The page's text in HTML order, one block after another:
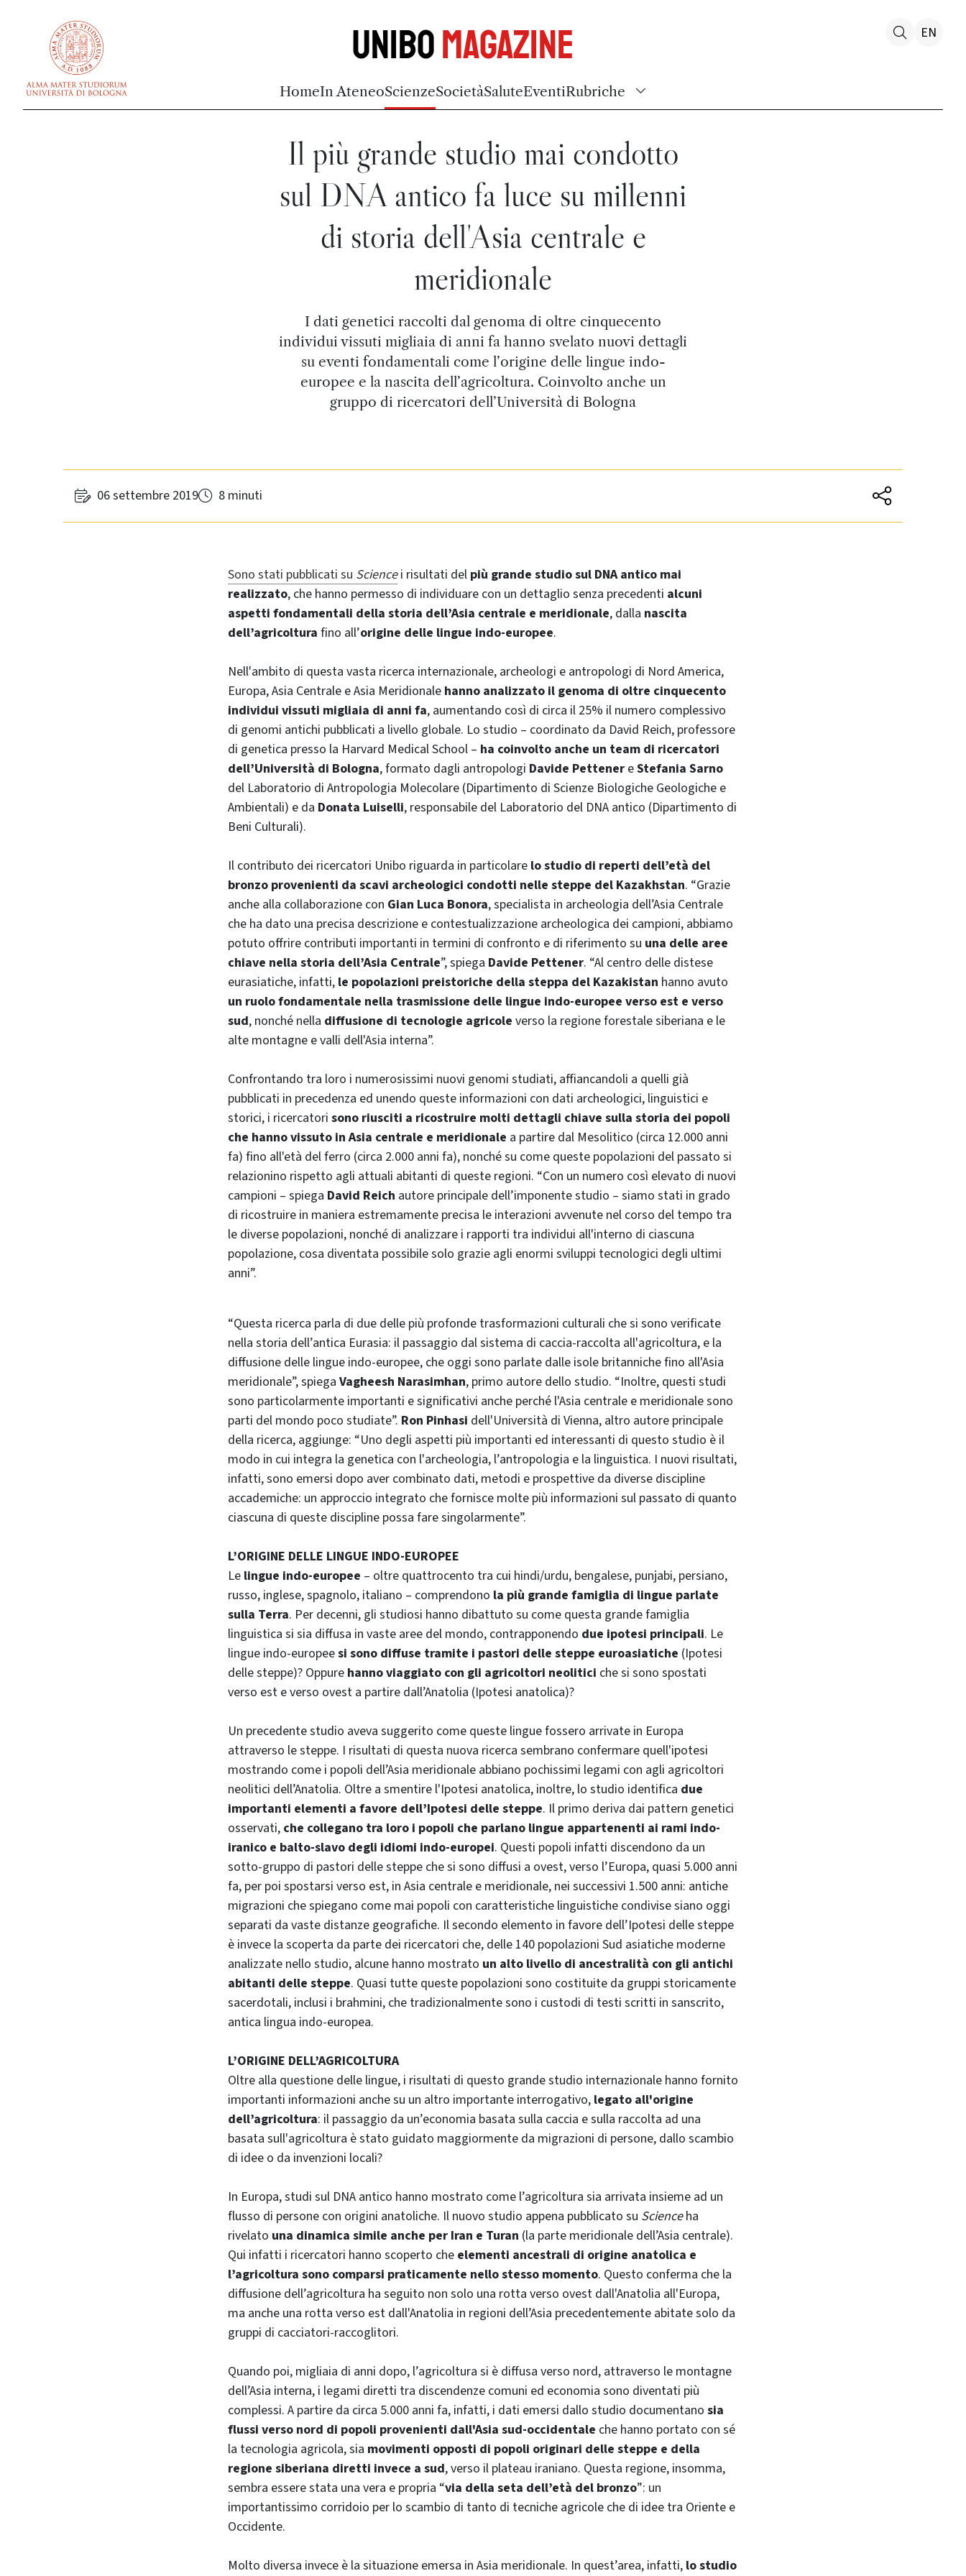
UniboMagazine
HomeIn AteneoScienzeSocietàSaluteEventiRubriche
EN
Il più grande studio mai condotto
sul DNA antico fa luce su millenni
di storia dell'Asia centrale e
meridionale
I dati genetici raccolti dal genoma di oltre cinquecento
individui vissuti migliaia di anni fa hanno svelato nuovi dettagli
su eventi fondamentali come l’origine delle lingue indo-
europee e la nascita dell’agricoltura. Coinvolto anche un
gruppo di ricercatori dell’Università di Bologna
06 settembre 2019 8 minuti
Sono stati pubblicati su Sciencei risultati del più grande studio sul DNA antico mai
realizzato, che hanno permesso di individuare con un dettaglio senza precedenti alcuni
aspetti fondamentali della storia dell’Asia centrale e meridionale, dalla nascita
dell’agricoltura fino all’origine delle lingue indo-europee.
Nell'ambito di questa vasta ricerca internazionale, archeologi e antropologi di Nord America,
Europa, Asia Centrale e Asia Meridionale hanno analizzato il genoma di oltre cinquecento
individui vissuti migliaia di anni fa, aumentando così di circa il 25% il numero complessivo
di genomi antichi pubblicati a livello globale. Lo studio – coordinato da David Reich, professore
di genetica presso la Harvard Medical School – ha coinvolto anche un team di ricercatori
dell’Università di Bologna, formato dagli antropologi Davide Pettener eStefania Sarno
del Laboratorio di Antropologia Molecolare (Dipartimento di Scienze Biologiche Geologiche e
Ambientali) e da Donata Luiselli, responsabile del Laboratorio del DNA antico (Dipartimento di
Beni Culturali).
Il contributo dei ricercatori Unibo riguarda in particolare lo studio di reperti dell’età del
bronzo provenienti da scavi archeologici condotti nelle steppe del Kazakhstan. “Grazie
anche alla collaborazione con Gian Luca Bonora, specialista in archeologia dell’Asia Centrale
che ha dato una precisa descrizione e contestualizzazione archeologica dei campioni, abbiamo
potuto offrire contributi importanti in termini di confronto e di riferimento su una delle aree
chiave nella storia dell’Asia Centrale”, spiega Davide Pettener. “Al centro delle distese
eurasiatiche, infatti, le popolazioni preistoriche della steppa del Kazakistan hanno avuto
un ruolo fondamentale nella trasmissione delle lingue indo-europee verso est e verso
sud, nonché nella diffusione di tecnologie agricole verso la regione forestale siberiana e le
alte montagne e valli dell'Asia interna”.
Confrontando tra loro i numerosissimi nuovi genomi studiati, affiancandoli a quelli già
pubblicati in precedenza ed unendo queste informazioni con dati archeologici, linguistici e
storici, i ricercatori sono riusciti a ricostruire molti dettagli chiave sulla storia dei popoli
che hanno vissuto in Asia centrale e meridionale a partire dal Mesolitico (circa 12.000 anni
fa) fino all'età del ferro (circa 2.000 anni fa), nonché su come queste popolazioni del passato si
relazionino rispetto agli attuali abitanti di queste regioni. “Con un numero così elevato di nuovi
campioni – spiega David Reich autore principale dell’imponente studio – siamo stati in grado
di ricostruire in maniera estremamente precisa le interazioni avvenute nel corso del tempo tra
le diverse popolazioni, nonché di analizzare i rapporti tra individui all'interno di ciascuna
popolazione, cosa diventata possibile solo grazie agli enormi sviluppi tecnologici degli ultimi
anni”.
“Questa ricerca parla di due delle più profonde trasformazioni culturali che si sono verificate
nella storia dell’antica Eurasia: il passaggio dal sistema di caccia-raccolta all'agricoltura, e la
diffusione delle lingue indo-europee, che oggi sono parlate dalle isole britanniche fino all'Asia
meridionale”, spiega Vagheesh Narasimhan, primo autore dello studio. “Inoltre, questi studi
sono particolarmente importanti e significativi anche perché l'Asia centrale e meridionale sono
parti del mondo poco studiate”. Ron Pinhasi dell'Università di Vienna, altro autore principale
della ricerca, aggiunge: “Uno degli aspetti più importanti ed interessanti di questo studio è il
modo in cui integra la genetica con l'archeologia, l’antropologia e la linguistica. I nuovi risultati,
infatti, sono emersi dopo aver combinato dati, metodi e prospettive da diverse discipline
accademiche: un approccio integrato che fornisce molte più informazioni sul passato di quanto
ciascuna di queste discipline possa fare singolarmente”.
L’ORIGINE DELLE LINGUE INDO-EUROPEE
Le lingue indo-europee – oltre quattrocento tra cui hindi/urdu, bengalese, punjabi, persiano,
russo, inglese, spagnolo, italiano – comprendono la più grande famiglia di lingue parlate
sulla Terra. Per decenni, gli studiosi hanno dibattuto su come questa grande famiglia
linguistica si sia diffusa in vaste aree del mondo, contrapponendo due ipotesi principali. Le
lingue indo-europeesi sono diffuse tramite i pastori delle steppe euroasiatiche (Ipotesi
delle steppe)? Oppure hanno viaggiato con gli agricoltori neolitici che si sono spostati
verso est e verso ovest a partire dall’Anatolia (Ipotesi anatolica)?
Un precedente studio aveva suggerito come queste lingue fossero arrivate in Europa
attraverso le steppe. I risultati di questa nuova ricerca sembrano confermare quell'ipotesi
mostrando come i popoli dell’Asia meridionale abbiano pochissimi legami con agli agricoltori
neolitici dell’Anatolia. Oltre a smentire l'Ipotesi anatolica, inoltre, lo studio identifica due
importanti elementi a favore dell’Ipotesi delle steppe. Il primo deriva dai pattern genetici
osservati, che collegano tra loro i popoli che parlano lingue appartenenti ai rami indo-
iranico e balto-slavo degli idiomi indo-europei. Questi popoli infatti discendono da un
sotto-gruppo di pastori delle steppe che si sono diffusi a ovest, verso l’Europa, quasi 5.000 anni
fa, per poi spostarsi verso est, in Asia centrale e meridionale, nei successivi 1.500 anni: antiche
migrazioni che spiegano come mai popoli con caratteristiche linguistiche condivise siano oggi
separati da vaste distanze geografiche. Il secondo elemento in favore dell’Ipotesi delle steppe
è invece la scoperta da parte dei ricercatori che, delle 140 popolazioni Sud asiatiche moderne
analizzate nello studio, alcune hanno mostrato un alto livello di ancestralità con gli antichi
abitanti delle steppe. Quasi tutte queste popolazioni sono costituite da gruppi storicamente
sacerdotali, inclusi i brahmini, che tradizionalmente sono i custodi di testi scritti in sanscrito,
antica lingua indo-europea.
L’ORIGINE DELL’AGRICOLTURA
Oltre alla questione delle lingue, i risultati di questo grande studio internazionale hanno fornito
importanti informazioni anche su un altro importante interrogativo, legato all'origine
dell’agricoltura: il passaggio da un’economia basata sulla caccia e sulla raccolta ad una
basata sull'agricoltura è stato guidato maggiormente da migrazioni di persone, dallo scambio
di idee o da invenzioni locali?
In Europa, studi sul DNA antico hanno mostrato come l’agricoltura sia arrivata insieme ad un
flusso di persone con origini anatoliche. Il nuovo studio appena pubblicato su Scienceha
rivelato una dinamica simile anche per Iran e Turan (la parte meridionale dell’Asia centrale).
Qui infatti i ricercatori hanno scoperto che elementi ancestrali di origine anatolica e
l’agricoltura sono comparsi praticamente nello stesso momento. Questo conferma che la
diffusione dell’agricoltura ha seguito non solo una rotta verso ovest dall'Anatolia all'Europa,
ma anche una rotta verso est dall'Anatolia in regioni dell’Asia precedentemente abitate solo da
gruppi di cacciatori-raccoglitori.
Quando poi, migliaia di anni dopo, l’agricoltura si è diffusa verso nord, attraverso le montagne
dell’Asia interna, i legami diretti tra discendenze comuni ed economia sono diventati più
complessi. A partire da circa 5.000 anni fa, infatti, i dati emersi dallo studio documentano sia
flussi verso nord di popoli provenienti dall'Asia sud-occidentale che hanno portato con sé
la tecnologia agricola, sia movimenti opposti di popoli originari delle steppe e della
regione siberiana diretti invece a sud, verso il plateau iraniano. Questa regione, insomma,
sembra essere stata una vera e propria “via della seta dell’età del bronzo”: un
importantissimo corridoio per lo scambio di tanto di tecniche agricole che di idee tra Oriente e
Occidente.
Molto diversa invece è la situazione emersa in Asia meridionale. In quest’area, infatti, lo studio